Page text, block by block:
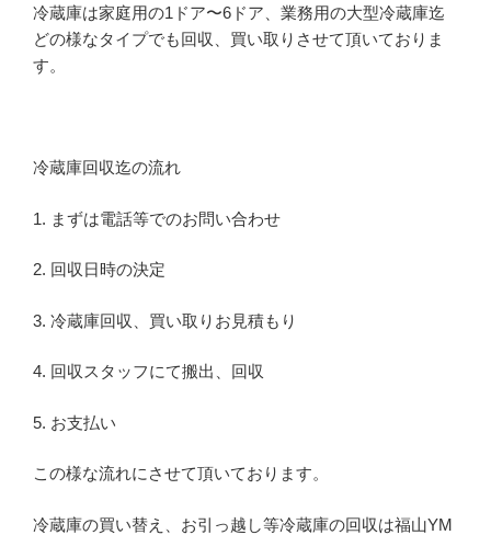
冷蔵庫は家庭用の1ドア〜6ドア、業務用の大型冷蔵庫迄
どの様なタイプでも回収、買い取りさせて頂いておりま
す。
冷蔵庫回収迄の流れ
1. まずは電話等でのお問い合わせ
2. 回収日時の決定
3. 冷蔵庫回収、買い取りお見積もり
4. 回収スタッフにて搬出、回収
5. お支払い
この様な流れにさせて頂いております。
冷蔵庫の買い替え、お引っ越し等冷蔵庫の回収は福山YM